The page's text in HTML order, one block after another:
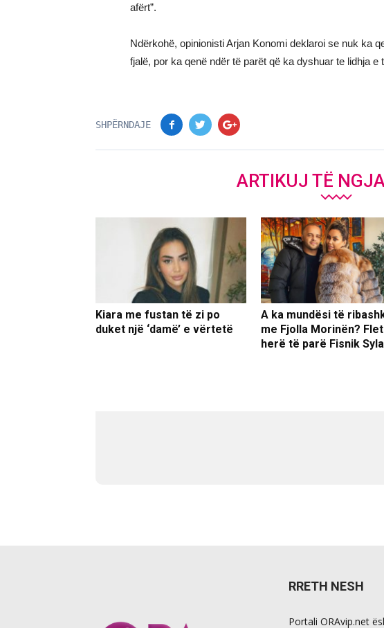
afërt”.
Ndërkohë, opinionisti Arjan Konomi deklaroi se nuk ka
fjalë, por ka qenë ndër të parët që ka dyshuar te lidhja e
SHPËRNDAJE
ARTIKUJ TË
Kiara me fustan të zi po
duket një ‘damë’ e vërtetë
A ka mundësi të
me Fjolla Morinën?
herë të parë Fisnik Syla
RRETH NESH
Portali ORAvip.net